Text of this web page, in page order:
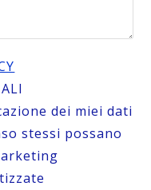
dei miei dati
stessi possano